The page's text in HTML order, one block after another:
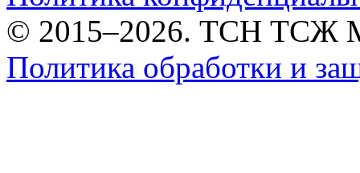
© 2015–2026. ТСН ТСЖ
Политика обработки и